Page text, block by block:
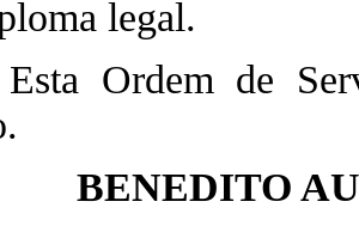
legal.
Ordem de
BENEDITO